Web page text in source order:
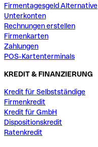
Firmentagesgeld Alternative
Unterkonten
Rechnungen erstellen
Firmenkarten
Zahlungen
POS-Kartenterminals
KREDIT & FINANZIERUNG
Kredit für Selbstständige
Firmenkredit
Kredit für GmbH
Dispositionskredit
Ratenkredit